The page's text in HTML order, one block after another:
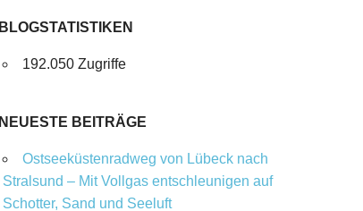
BLOGSTATISTIKEN
192.050 Zugriffe
NEUESTE BEITRÄGE
Ostseeküstenradweg von Lübeck nach
Stralsund – Mit Vollgas entschleunigen auf
Schotter, Sand und Seeluft